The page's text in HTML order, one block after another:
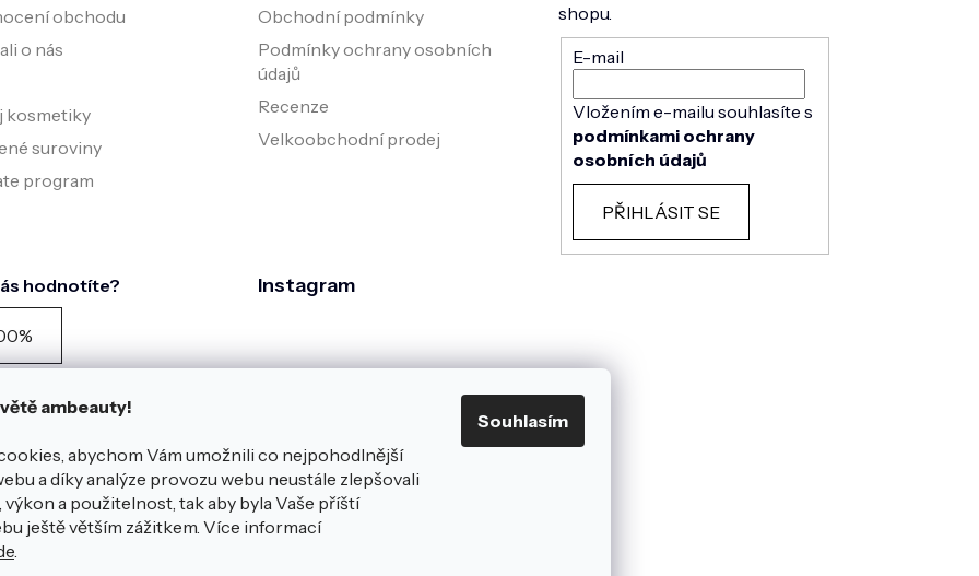
ambeauty!
abychom Vám umožnili co nejpohodlnější
a díky analýze provozu webu neustále zlepšovali
výkon a použitelnost, tak aby byla Vaše příští
ještě větším zážitkem. Více informací
.
Souhlasím
obchodu
o nás
kosmetiky
suroviny
program
Obchodní podmínky
Podmínky ochrany osobních
údajů
Recenze
Velkoobchodní prodej
shopu.
E-mail
Vložením e-mailu souhlasíte s
podmínkami ochrany
osobních údajů
PŘIHLÁSIT SE
hodnotíte?
doporučuje podle
spokojenosti za
všech981hodnocení na
nám zanechte hodnocení
e-shopu
Instagram
Sledovat na Instagramu